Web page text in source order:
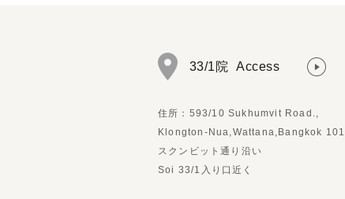
33/1院 Access
住所：593/10 Sukhumvit Road.,
Klongton-Nua,Wattana,Bangkok
スクンビット通り沿い
Soi 33/1入り口近く